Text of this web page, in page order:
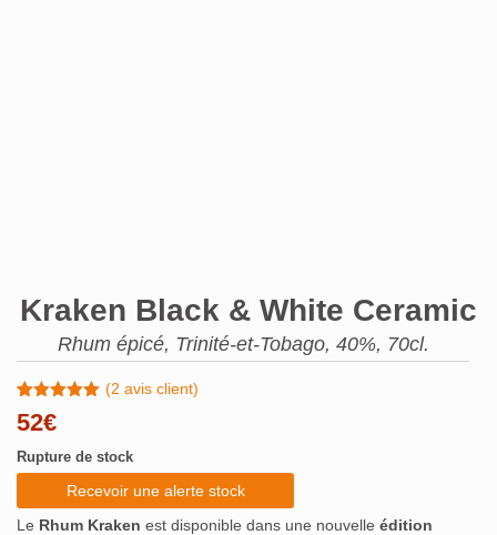
Kraken Black & White Ceramic
Rhum épicé, Trinité-et-Tobago, 40%, 70cl.
Noté
sur 5
2
notations
client
(2 avis client)
52€
Rupture de stock
Recevoir une alerte stock
Le Rhum Kraken est disponible dans une nouvelle édition